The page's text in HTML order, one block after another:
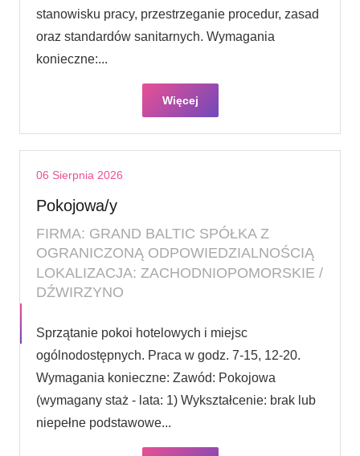
stanowisku pracy, przestrzeganie procedur, zasad
oraz standardów sanitarnych. Wymagania
konieczne:...
Więcej
06 Sierpnia 2026
Pokojowa/y
FIRMA: GRAND BALTIC SPÓŁKA Z
OGRANICZONĄ ODPOWIEDZIALNOŚCIĄ
LOKALIZACJA: ZACHODNIOPOMORSKIE /
DŹWIRZYNO
Sprzątanie pokoi hotelowych i miejsc
ogólnodostępnych. Praca w godz. 7-15, 12-20.
Wymagania konieczne: Zawód: Pokojowa
(wymagany staż - lata: 1) Wykształcenie: brak lub
niepełne podstawowe...